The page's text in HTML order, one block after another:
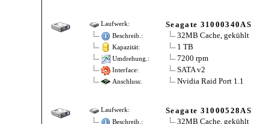
Laufwerk: Seagate 31000340AS
Beschreib.: 32MB Cache, gekühlt
Kapazität: 1 TB
Umdrehung.: 7200 rpm
Interface: SATA v2
Anschluss: Nvidia Raid Port 1.1
Laufwerk: Seagate 31000528AS
Beschreib.: 32MB Cache, gekühlt